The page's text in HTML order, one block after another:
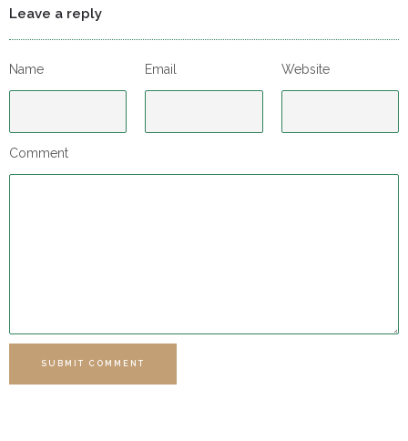
Leave a reply
Name Email Website
Comment
SUBMIT COMMENT